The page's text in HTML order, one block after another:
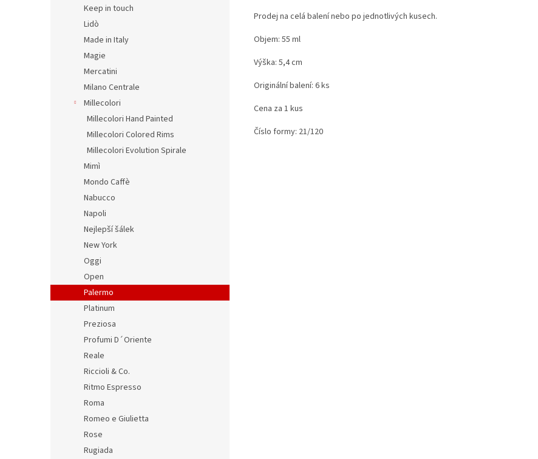
Keep in touch
Lidò
Made in Italy
Magie
Mercatini
Milano Centrale
Millecolori
Millecolori Hand Painted
Millecolori Colored Rims
Millecolori Evolution Spirale
Mimì
Mondo Caffè
Nabucco
Napoli
Nejlepší šálek
New York
Oggi
Open
Palermo
Platinum
Preziosa
Profumi D´Oriente
Reale
Riccioli & Co.
Ritmo Espresso
Roma
Romeo e Giulietta
Rose
Rugiada
Prodej na celá balení nebo po jednotlivých kusech.
Objem: 55 ml
Výška: 5,4 cm
Originální balení: 6 ks
Cena za 1 kus
Číslo formy: 21/120